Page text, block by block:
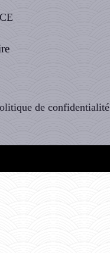
de confidentialité